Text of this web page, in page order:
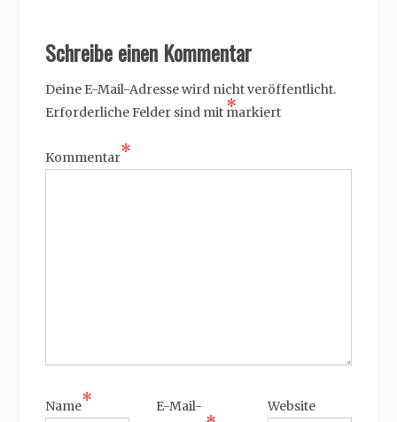
Schreibe einen Kommentar
Deine E-Mail-Adresse wird nicht veröffentlicht.
Erforderliche Felder sind mit *
markiert
Kommentar*
Name*
E-Mail-
Website